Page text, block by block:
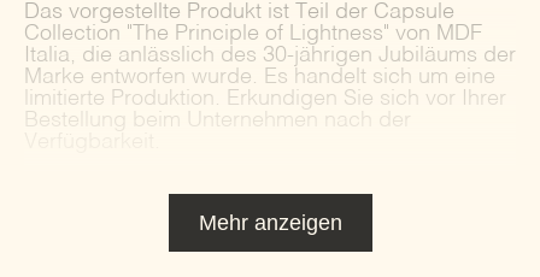
Das vorgestellte Produkt ist Teil der Capsule
Collection "The Principle of Lightness" von MDF
Italia, die anlässlich des 30-jährigen Jubiläums der
Marke entworfen wurde. Es handelt sich um eine
limitierte Produktion. Erkundigen Sie sich vor Ihrer
Bestellung beim Unternehmen nach der
Mehr anzeigen